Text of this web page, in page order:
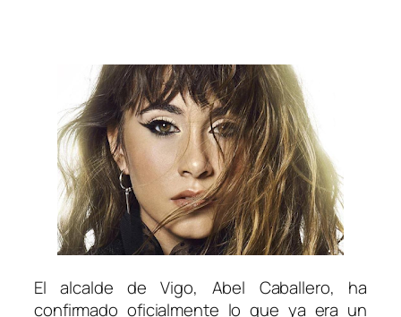
El alcalde de Vigo, Abel Caballero, ha
confirmado oficialmente lo que ya era un